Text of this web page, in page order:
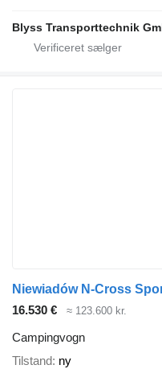
Blyss Transporttechnik
Niewiadów N-Cross
16.530 €
≈ 123.600 kr.
Campingvogn
Tilstand ny